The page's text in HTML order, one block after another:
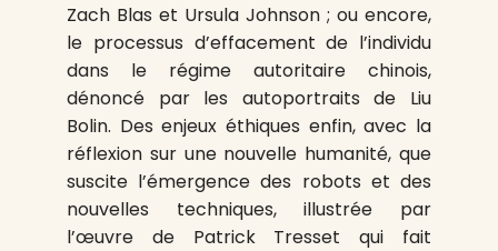
Zach Blas et Ursula Johnson ; ou encore,
le processus d’effacement de l’individu
dans le régime autoritaire chinois,
dénoncé par les autoportraits de Liu
Bolin. Des enjeux éthiques enfin, avec la
réflexion sur une nouvelle humanité, que
suscite l’émergence des robots et des
nouvelles techniques, illustrée par
l’œuvre de Patrick Tresset qui fait